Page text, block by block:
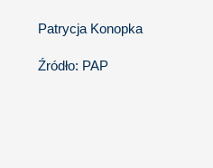
Patrycja Konopka
Źródło: PAP